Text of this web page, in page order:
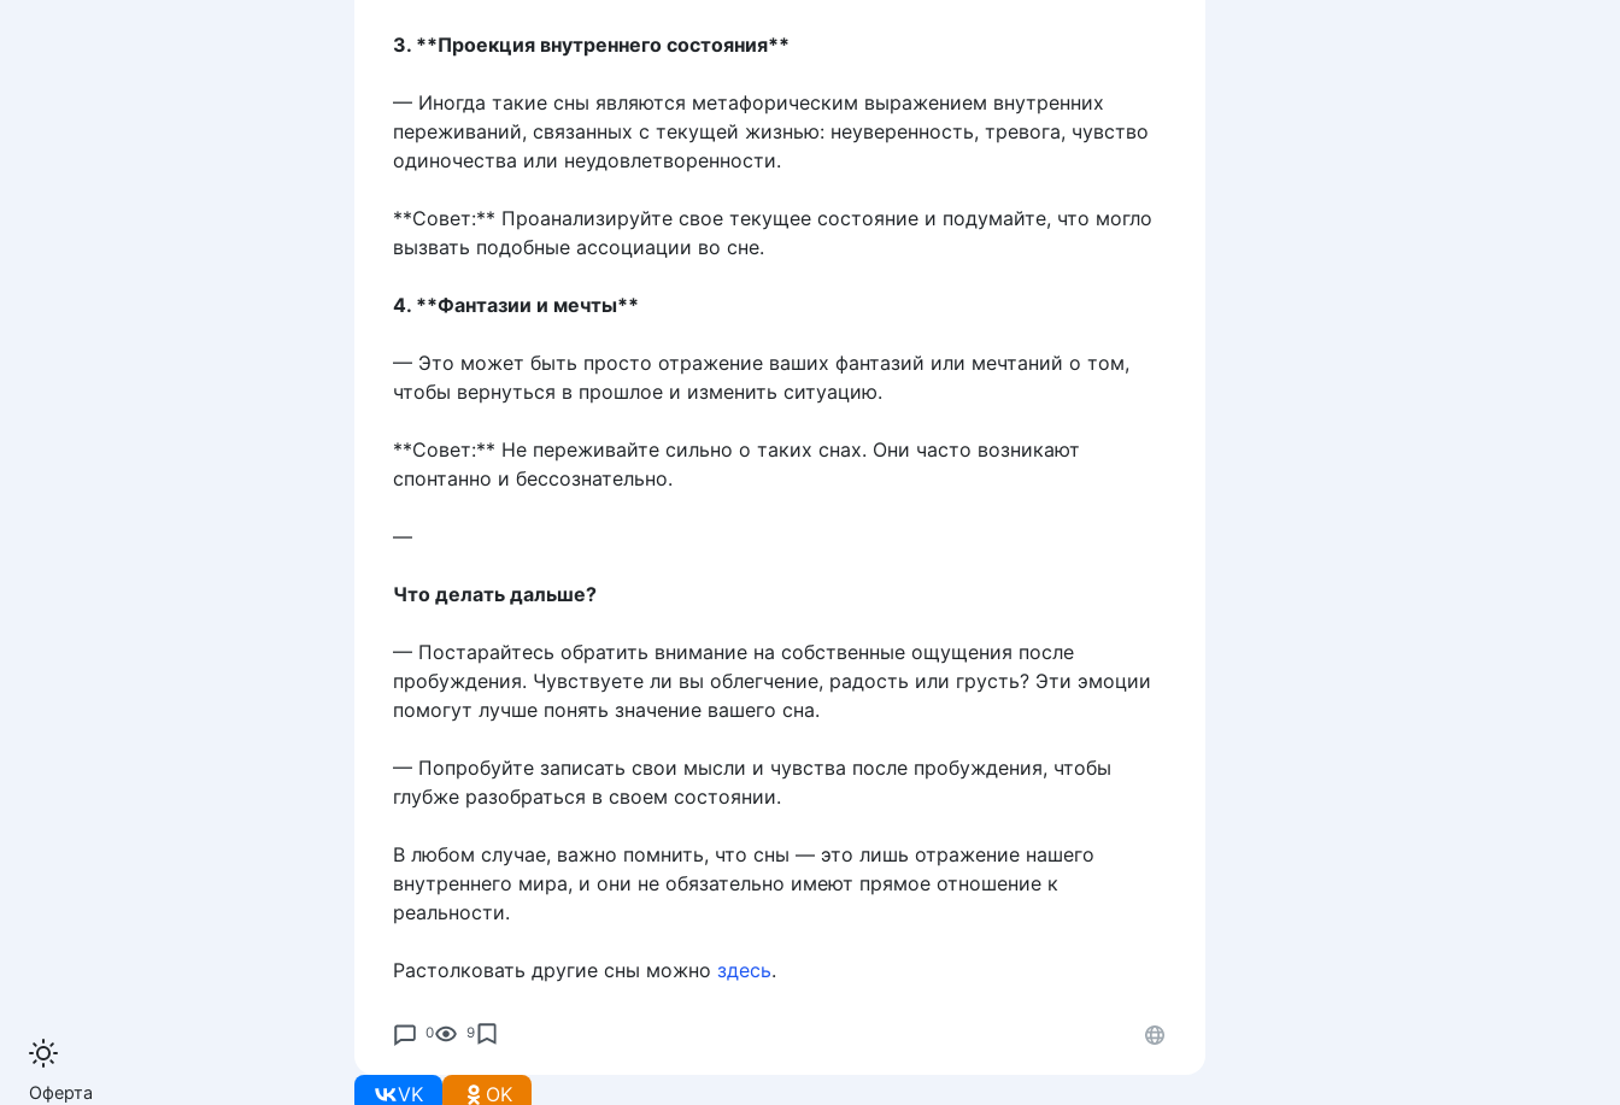
3. **Проекция внутреннего состояния**
— Иногда такие сны являются метафорическим выражением внутренних
переживаний, связанных с текущей жизнью: неуверенность, тревога, чувство
одиночества или неудовлетворенности.
**Совет:** Проанализируйте свое текущее состояние и подумайте, что могло
вызвать подобные ассоциации во сне.
4. **Фантазии и мечты**
— Это может быть просто отражение ваших фантазий или мечтаний о том,
чтобы вернуться в прошлое и изменить ситуацию.
**Совет:** Не переживайте сильно о таких снах. Они часто возникают
спонтанно и бессознательно.
—
Что делать дальше?
— Постарайтесь обратить внимание на собственные ощущения после
пробуждения. Чувствуете ли вы облегчение, радость или грусть? Эти эмоции
помогут лучше понять значение вашего сна.
— Попробуйте записать свои мысли и чувства после пробуждения, чтобы
глубже разобраться в своем состоянии.
В любом случае, важно помнить, что сны — это лишь отражение нашего
внутреннего мира, и они не обязательно имеют прямое отношение к
реальности.
Растолковать другие сны можно здесь.
0 9
VK OK
Оферта